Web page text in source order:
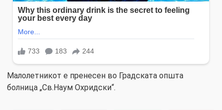
Малолетникот е пренесен во Градската општа
болница „Св.Наум Охридски“.